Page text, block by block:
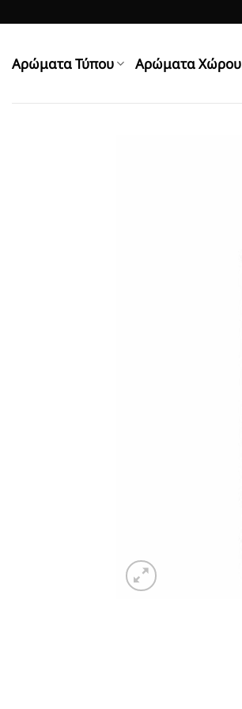
to
Αρώματα Τύπου Αρώματα Χώρου